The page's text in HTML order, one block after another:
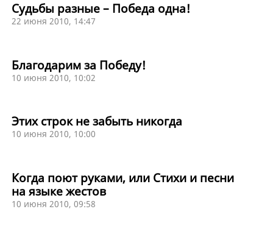
Судьбы разные – Победа одна!
22 июня 2010, 14:47
Благодарим за Победу!
10 июня 2010, 10:02
Этих строк не забыть никогда
10 июня 2010, 10:00
Когда поют руками, или Стихи и песни
на языке жестов
10 июня 2010, 09:58